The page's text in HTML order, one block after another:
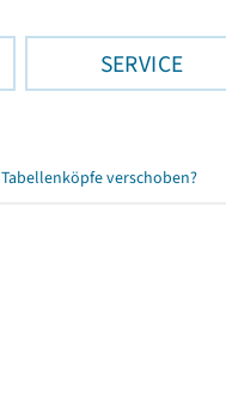
SERVICE
Tabellenköpfe verschoben?